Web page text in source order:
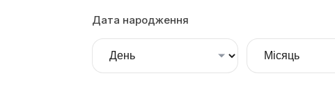
Дата народження